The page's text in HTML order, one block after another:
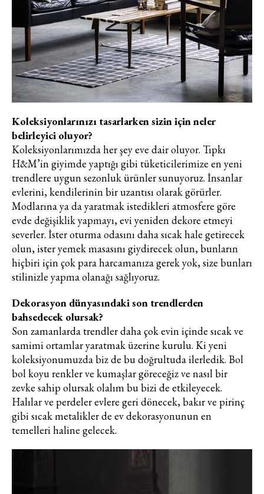
Koleksiyonlarınızı tasarlarken sizin için neler
belirleyici oluyor?
Koleksiyonlarımızda her şey eve dair oluyor. Tıpkı
H&M’in giyimde yaptığı gibi tüketicilerimize en yeni
trendlere uygun sezonluk ürünler sunuyoruz. İnsanlar
evlerini, kendilerinin bir uzantısı olarak görürler.
Modlarına ya da yaratmak istedikleri atmosfere göre
evde değişiklik yapmayı, evi yeniden dekore etmeyi
severler. İster oturma odasını daha sıcak hale getirecek
olun, ister yemek masasını giydirecek olun, bunların
hiçbiri için çok para harcamanıza gerek yok, size bunları
stilinizle yapma olanağı sağlıyoruz.
Dekorasyon dünyasındaki son trendlerden
bahsedecek olursak?
Son zamanlarda trendler daha çok evin içinde sıcak ve
samimi ortamlar yaratmak üzerine kurulu. Ki yeni
koleksiyonumuzda biz de bu doğrultuda ilerledik. Bol
bol koyu renkler ve kumaşlar göreceğiz ve nasıl bir
zevke sahip olursak olalım bu bizi de etkileyecek.
Halılar ve perdeler evlere geri dönecek, bakır ve pirinç
gibi sıcak metalikler de ev dekorasyonunun en
temelleri haline gelecek.